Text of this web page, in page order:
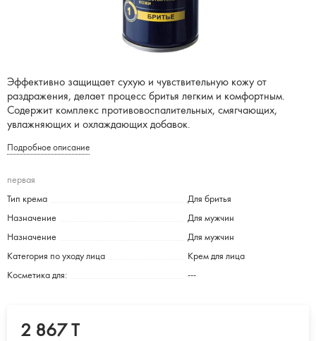
Эффективно защищает сухую и чувствительную кожу от
раздражения, делает процесс бритья легким и комфортным.
Содержит комплекс противовоспалительных, смягчающих,
увлажняющих и охлаждающих добавок.
Подробное описание
первая
Тип крема Для бритья
Назначение Для мужчин
Назначение Для мужчин
Категория по уходу лица Крем для лица
Косметика для: ---
2 867 T